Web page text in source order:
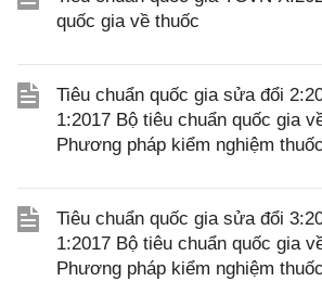
quốc gia về thuốc
Tiêu chuẩn quốc gia sửa đổi
1:2017 Bộ tiêu chuẩn quốc gia
Phương pháp kiểm nghiệm thuốc
Tiêu chuẩn quốc gia sửa đổi
1:2017 Bộ tiêu chuẩn quốc gia
Phương pháp kiểm nghiệm thuốc